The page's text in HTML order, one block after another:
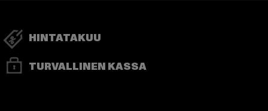
HINTATAKUU
TURVALLINEN KASSA